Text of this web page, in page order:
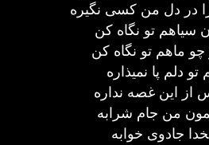
در دل من کسی نگیره
سیاهم تو نگاه کن
ماهم تو نگاه کن
تو دلم پا نمیذاره
این غصه نداره
من جام شرابه
جادوی خوابه